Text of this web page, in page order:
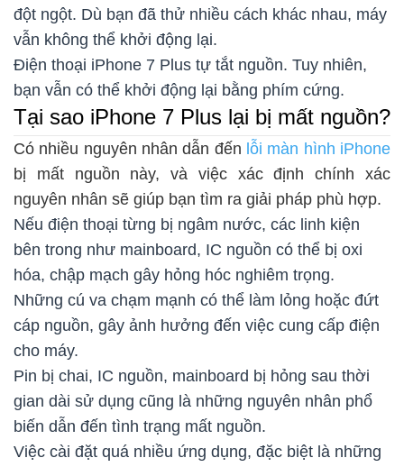
đột ngột. Dù bạn đã thử nhiều cách khác nhau, máy
vẫn không thể khởi động lại.
Điện thoại iPhone 7 Plus tự tắt nguồn. Tuy nhiên,
bạn vẫn có thể khởi động lại bằng phím cứng.
Tại sao iPhone 7 Plus lại bị mất nguồn?
Có nhiều nguyên nhân dẫn đến lỗi màn hình iPhone
bị mất nguồn này, và việc xác định chính xác
nguyên nhân sẽ giúp bạn tìm ra giải pháp phù hợp.
Nếu điện thoại từng bị ngâm nước, các linh kiện
bên trong như mainboard, IC nguồn có thể bị oxi
hóa, chập mạch gây hỏng hóc nghiêm trọng.
Những cú va chạm mạnh có thể làm lỏng hoặc đứt
cáp nguồn, gây ảnh hưởng đến việc cung cấp điện
cho máy.
Pin bị chai, IC nguồn, mainboard bị hỏng sau thời
gian dài sử dụng cũng là những nguyên nhân phổ
biến dẫn đến tình trạng mất nguồn.
Việc cài đặt quá nhiều ứng dụng, đặc biệt là những